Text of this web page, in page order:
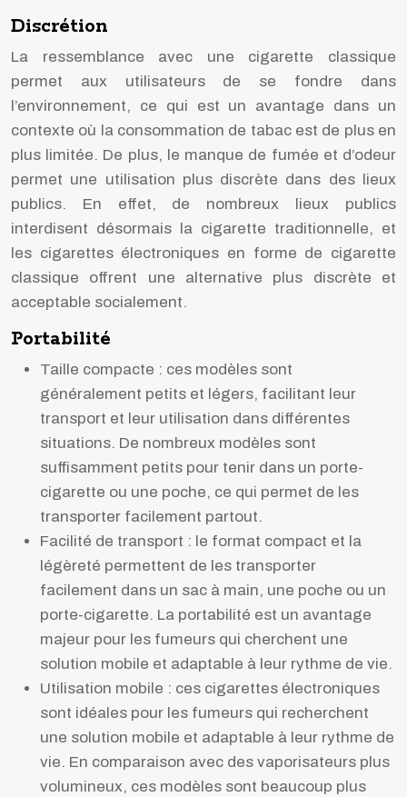
Discrétion
La ressemblance avec une cigarette classique
permet aux utilisateurs de se fondre dans
l’environnement, ce qui est un avantage dans un
contexte où la consommation de tabac est de plus en
plus limitée. De plus, le manque de fumée et d’odeur
permet une utilisation plus discrète dans des lieux
publics. En effet, de nombreux lieux publics
interdisent désormais la cigarette traditionnelle, et
les cigarettes électroniques en forme de cigarette
classique offrent une alternative plus discrète et
acceptable socialement.
Portabilité
Taille compacte : ces modèles sont
généralement petits et légers, facilitant leur
transport et leur utilisation dans différentes
situations. De nombreux modèles sont
suffisamment petits pour tenir dans un porte-
cigarette ou une poche, ce qui permet de les
transporter facilement partout.
Facilité de transport : le format compact et la
légèreté permettent de les transporter
facilement dans un sac à main, une poche ou un
porte-cigarette. La portabilité est un avantage
majeur pour les fumeurs qui cherchent une
solution mobile et adaptable à leur rythme de vie.
Utilisation mobile : ces cigarettes électroniques
sont idéales pour les fumeurs qui recherchent
une solution mobile et adaptable à leur rythme de
vie. En comparaison avec des vaporisateurs plus
volumineux, ces modèles sont beaucoup plus